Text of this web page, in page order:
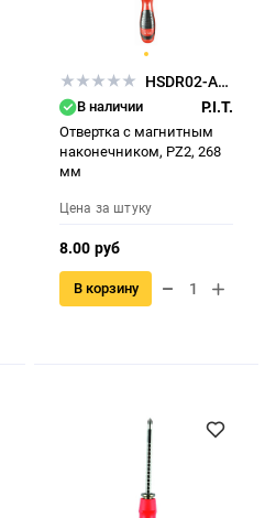
HSDR02-APZ2
В наличии P.I.T.
Отвертка с магнитным
наконечником, РZ2, 268
мм
Цена за штуку
8.00 руб
В корзину